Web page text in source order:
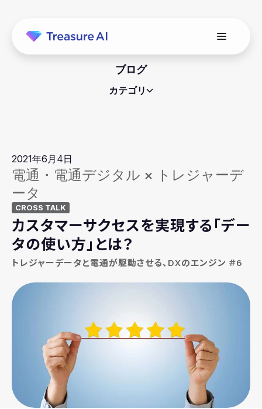
ブログ
カテゴリ
2021年6月4日
電通・電通デジタル × トレジャーデ
ータ
CROSS TALK
カスタマーサクセスを実現する「デー
タの使い方」とは？
トレジャーデータと電通が駆動させる、DXのエンジン ＃6